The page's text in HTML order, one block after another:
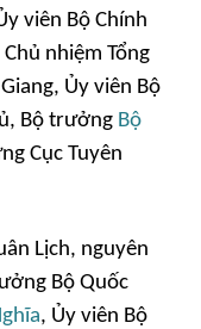
viên Bộ Chính
nhiệm Tổng
Ủy viên Bộ
Bộ trưởng Bộ
Cục Tuyên
Lịch, nguyên
Bộ Quốc
, Ủy viên Bộ